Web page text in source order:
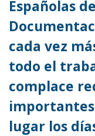
Españolas
cada vez
todo el
complace
lugar los